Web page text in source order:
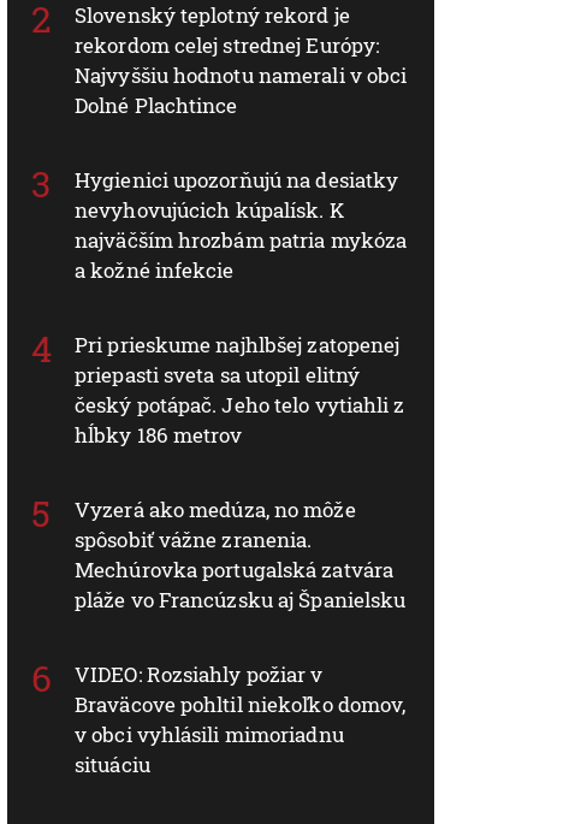
Slovenský teplotný rekord je
rekordom celej strednej Európy:
Najvyššiu hodnotu namerali v obci
Dolné Plachtince
Hygienici upozorňujú na desiatky
nevyhovujúcich kúpalísk. K
najväčším hrozbám patria mykóza
a kožné infekcie
Pri prieskume najhlbšej zatopenej
priepasti sveta sa utopil elitný
český potápač. Jeho telo vytiahli z
hĺbky 186 metrov
Vyzerá ako medúza, no môže
spôsobiť vážne zranenia.
Mechúrovka portugalská zatvára
pláže vo Francúzsku aj Španielsku
VIDEO: Rozsiahly požiar v
Braväcove pohltil niekoľko domov,
v obci vyhlásili mimoriadnu
situáciu